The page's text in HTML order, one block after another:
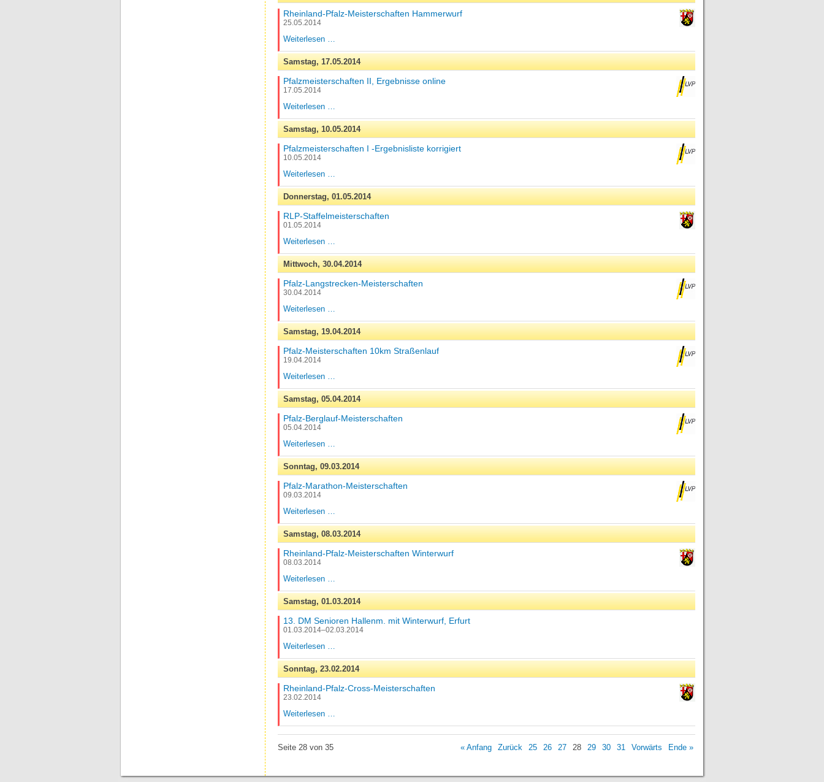
Rheinland-Pfalz-Meisterschaften Hammerwurf
25.05.2014
Weiterlesen …
Meisterschaften
Hammerwurf
Samstag,17.05.2014
Pfalzmeisterschaften II, Ergebnisse online
17.05.2014
Weiterlesen …
Ergebnisse
online
Samstag,10.05.2014
Pfalzmeisterschaften I -Ergebnisliste korrigiert
10.05.2014
Weiterlesen …
-
Ergebnisliste
Donnerstag,01.05.2014
RLP-Staffelmeisterschaften
01.05.2014
Weiterlesen …
Mittwoch,30.04.2014
Pfalz-Langstrecken-Meisterschaften
30.04.2014
Weiterlesen …
Meisterschaften
Samstag,19.04.2014
Pfalz-Meisterschaften 10km Straßenlauf
19.04.2014
Weiterlesen …
10km
Straßenlauf
Samstag,05.04.2014
Pfalz-Berglauf-Meisterschaften
05.04.2014
Weiterlesen …
Meisterschaften
Sonntag,09.03.2014
Pfalz-Marathon-Meisterschaften
09.03.2014
Weiterlesen …
Meisterschaften
Samstag,08.03.2014
Rheinland-Pfalz-Meisterschaften Winterwurf
08.03.2014
Weiterlesen …
Meisterschaften
Winterwurf
Samstag,01.03.2014
13. DM Senioren Hallenm. mit Winterwurf, Erfurt
01.03.2014–02.03.2014
Weiterlesen …
Senioren
Hallenm.
Winterwurf,
Sonntag,23.02.2014
Rheinland-Pfalz-Cross-Meisterschaften
23.02.2014
Weiterlesen …
Seite 28 von 35 « Anfang Zurück 25 26 27 28 29 30 31 Vorwärts Ende »